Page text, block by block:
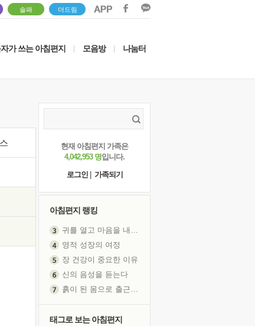
솔패 더드림
가 쓰는 아침편지 모음방 나눔터
현재 아침편지 가족은
4,042,953 명입니다.
로그인
가족되기
아침편지 랭킹
영적 성장의 여정
장 건강이 중요한 이유
신의 음성을 듣는다
태그로 보는 아침편지